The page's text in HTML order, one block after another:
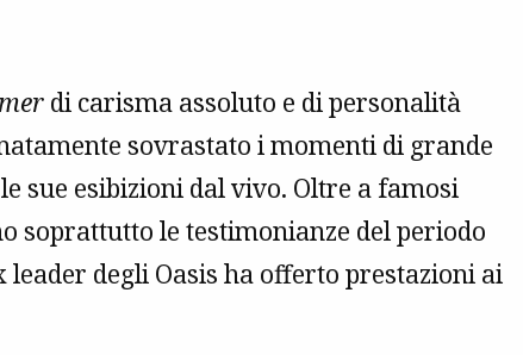
di carisma assoluto e di personalità
sovrastato i momenti di grande
sue esibizioni dal vivo. Oltre a famosi
soprattutto le testimonianze del periodo
leader degli Oasis ha offerto prestazioni ai